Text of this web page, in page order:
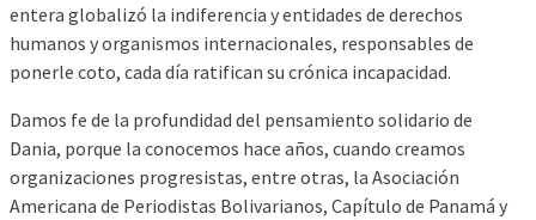
entera globalizó la indiferencia y entidades de derechos
humanos y organismos internacionales, responsables de
ponerle coto, cada día ratifican su crónica incapacidad.
Damos fe de la profundidad del pensamiento solidario de
Dania, porque la conocemos hace años, cuando creamos
organizaciones progresistas, entre otras, la Asociación
Americana de Periodistas Bolivarianos, Capítulo de Panamá y